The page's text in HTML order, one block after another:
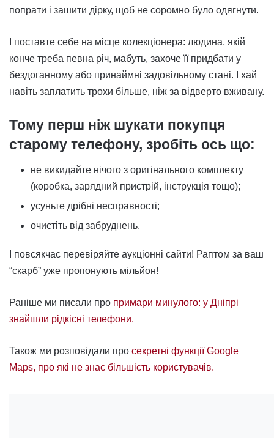
попрати і зашити дірку, щоб не соромно було одягнути.
І поставте себе на місце колекціонера: людина, якій
конче треба певна річ, мабуть, захоче її придбати у
бездоганному або принаймні задовільному стані. І хай
навіть заплатить трохи більше, ніж за відверто вживану.
Тому перш ніж шукати покупця
старому телефону, зробіть ось що:
не викидайте нічого з оригінального комплекту
(коробка, зарядний пристрій, інструкція тощо);
усуньте дрібні несправності;
очистіть від забруднень.
І повсякчас перевіряйте аукціонні сайти! Раптом за ваш
“скарб” уже пропонують мільйон!
Раніше ми писали про примари минулого: у Дніпрі
знайшли рідкісні телефони.
Також ми розповідали про секретні функції Google
Maps, про які не знає більшість користувачів.